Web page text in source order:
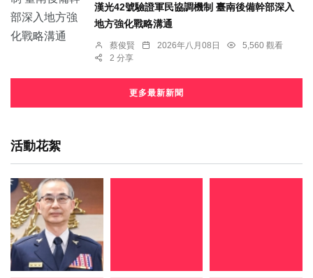
漢光42號驗證軍民協調機制 臺南後備幹部深入
地方強化戰略溝通
蔡俊賢 2026年八月08日
5,560 觀看
2 分享
更多最新新聞
活動花絮